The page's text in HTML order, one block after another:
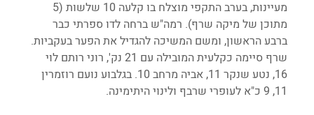
מתוכן של מיקה שרף). רמה"ש ברחה לדו ספרתי כבר
ברבע הראשון, ומשם המשיכה להגדיל את הפער בעקביות.
שרף סיימה כקלעית המובילה עם 21 נק', רוני רותם לוי
16, נטע שנקר 11, אביה מרחב 10. בגלבוע נועם רוזמרין
11, 9 כ"א לעופרי שרבף ולינוי היתימינה.